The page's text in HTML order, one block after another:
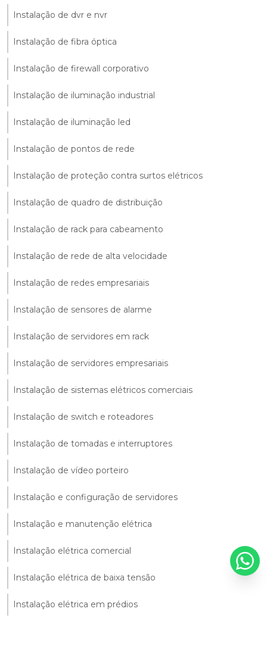
Instalação de dvr e nvr
Instalação de fibra óptica
Instalação de firewall corporativo
Instalação de iluminação industrial
Instalação de iluminação led
Instalação de pontos de rede
Instalação de proteção contra surtos elétricos
Instalação de quadro de distribuição
Instalação de rack para cabeamento
Instalação de rede de alta velocidade
Instalação de redes empresariais
Instalação de sensores de alarme
Instalação de servidores em rack
Instalação de servidores empresariais
Instalação de sistemas elétricos comerciais
Instalação de switch e roteadores
Instalação de tomadas e interruptores
Instalação de vídeo porteiro
Instalação e configuração de servidores
Instalação e manutenção elétrica
Instalação elétrica comercial
Instalação elétrica de baixa tensão
Instalação elétrica em prédios